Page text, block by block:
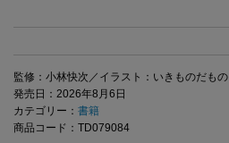
監修：小林快次／イラスト：いきものだもの
発売日：2026年8月6日
カテゴリー： 書籍
商品コード：TD079084